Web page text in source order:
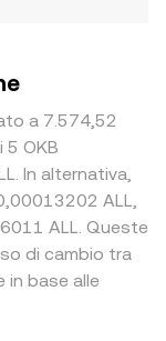
a 7.574,52
5 OKB
In alternativa,
ALL,
ALL. Queste
di cambio tra
in base alle